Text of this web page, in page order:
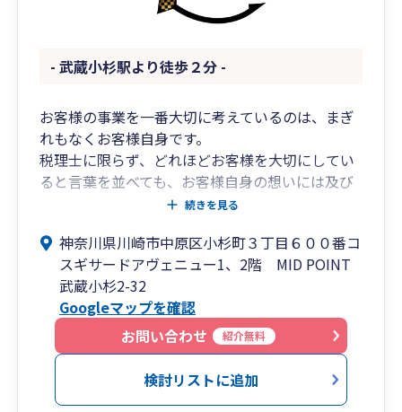
■このような方におすすめです
・中小企業の経営者様で、決算書を“融資に強
い”状態にしたい
計・税務の整備から始めたい
・将来的に事業承継や相続を見据えて、税務・財
務の準備を進めたい
・生きた事業計画とともに、圧倒的スピードで成
■【全国14拠点】※オンラインの場合は全国対応
東京都（池袋）／神奈川県（横浜）／山梨県（甲
府）／大阪府／
広島県／山口県（周南）／福岡県（博多・北九
州）／佐賀県／
長崎県／埼玉県（川越）／千葉県／愛知県（名古
屋）／沖縄県（那覇）
- 武蔵小杉駅より徒歩２分 -
お客様の事業を一番大切に考えているのは、まぎ
れもなくお客様自身です。
税理士に限らず、どれほどお客様を大切にしてい
ると言葉を並べても、お客様自身の想いには及び
しょうか。
お客様の数だけ、税理士の数だけ、答えがあると
思います。
当事務所の方針をお読みいただき、ご共感いただ
けました皆様とご一緒にお仕事が出来ることを、
心よりお待ちしております。
続きを見る
神奈川県川崎市中原区小杉町３丁目６００番コ
スギサードアヴェニュー1、2階 MID POINT
武蔵小杉2-32
Googleマップを確認
お問い合わせ
紹介無料
検討リストに追加